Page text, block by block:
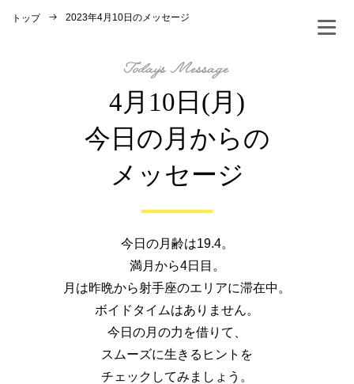
トップ 2023年4月10日のメッセージ
4月10日(月)
今日の月からの
メッセージ
今日の月齢は19.4。
満月から4日目。
月は昨晩から射手座のエリアに滞在中。
ボイドタイムはありません。
今日の月の力を借りて、
スムーズに生きるヒントを
チェックしてみましょう。